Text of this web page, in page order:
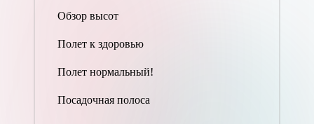
Обзор высот
Полет к здоровью
Полет нормальный!
Посадочная полоса